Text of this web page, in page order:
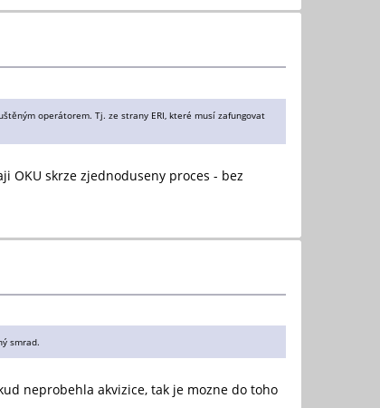
operátorem. Tj. ze strany ERI, které musí zafungovat
OKU skrze zjednoduseny proces - bez
smrad.
neprobehla akvizice, tak je mozne do toho